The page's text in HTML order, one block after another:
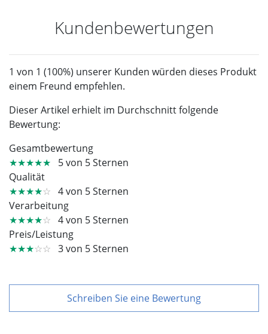
Kundenbewertungen
1 von 1 (100%) unserer Kunden würden dieses Produkt
einem Freund empfehlen.
Dieser Artikel erhielt im Durchschnitt folgende
Bewertung:
Gesamtbewertung
★★★★★ 5 von 5 Sternen
Qualität
★★★★☆ 4 von 5 Sternen
Verarbeitung
★★★★☆ 4 von 5 Sternen
Preis/Leistung
★★★☆☆ 3 von 5 Sternen
Schreiben Sie eine Bewertung